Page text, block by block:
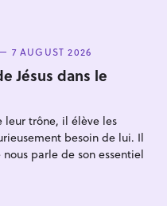
7 AUGUST 2026
Jésus dans le
leur trône, il élève les
besoin de lui. Il
parle de son essentiel